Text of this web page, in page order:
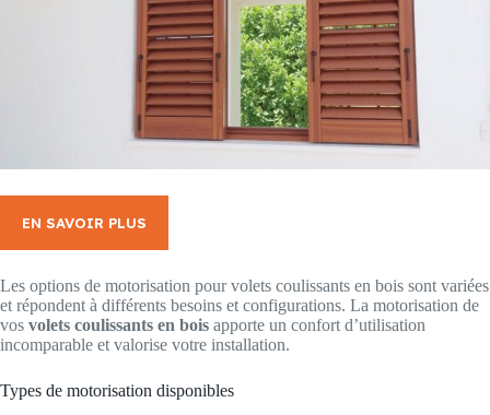
EN SAVOIR PLUS
Les options de motorisation pour volets coulissants en bois sont variées
et répondent à différents besoins et configurations. La motorisation de
vos volets coulissants en bois apporte un confort d’utilisation
incomparable et valorise votre installation.
Types de motorisation disponibles